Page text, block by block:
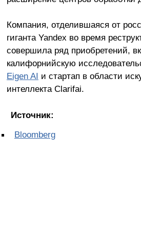
Компания, отделившаяся от
гиганта Yandex во время
совершила ряд приобретений,
калифорнийскую
Eigen AI и стартап в области
интеллекта Clarifai.
Источник:
Bloomberg